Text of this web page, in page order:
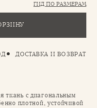
ГИД ПО РАЗМЕРАМ
ДОСТАВКА И ВОЗВРАТ
с диагональным
плотной, устойчивой